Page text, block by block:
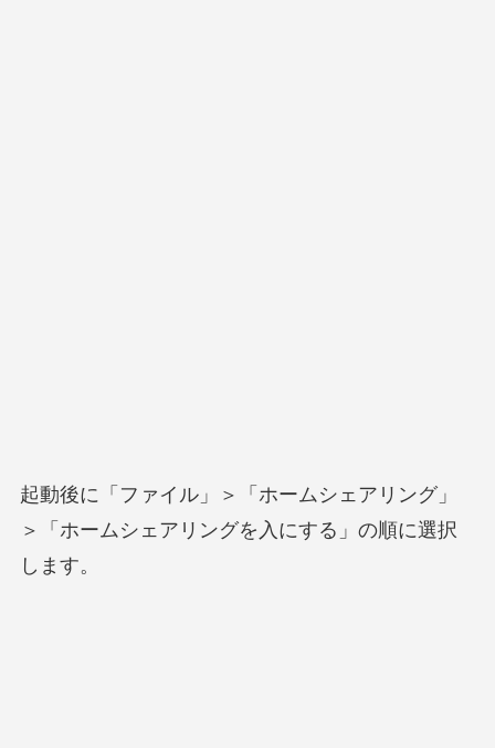
起動後に「ファイル」＞「ホームシェアリング」
＞「ホームシェアリングを入にする」の順に選択
します。